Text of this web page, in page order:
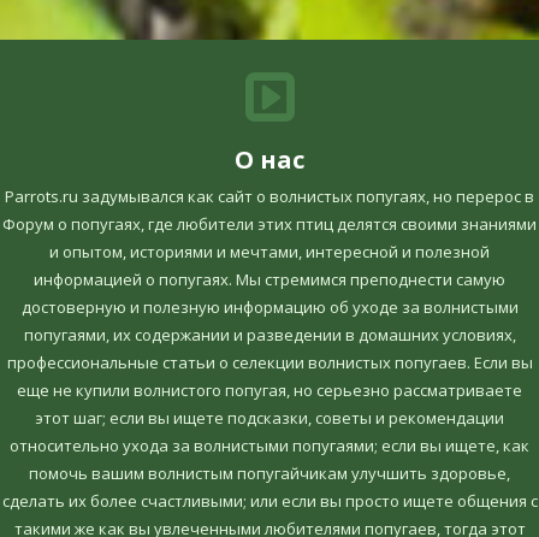
О нас
Parrots.ru задумывался как сайт о волнистых попугаях, но перерос в
Форум о попугаях, где любители этих птиц делятся своими знаниями
и опытом, историями и мечтами, интересной и полезной
информацией о попугаях. Мы стремимся преподнести самую
достоверную и полезную информацию об уходе за волнистыми
попугаями, их содержании и разведении в домашних условиях,
профессиональные статьи о селекции волнистых попугаев. Если вы
еще не купили волнистого попугая, но серьезно рассматриваете
этот шаг; если вы ищете подсказки, советы и рекомендации
относительно ухода за волнистыми попугаями; если вы ищете, как
помочь вашим волнистым попугайчикам улучшить здоровье,
сделать их более счастливыми; или если вы просто ищете общения с
такими же как вы увлеченными любителями попугаев, тогда этот